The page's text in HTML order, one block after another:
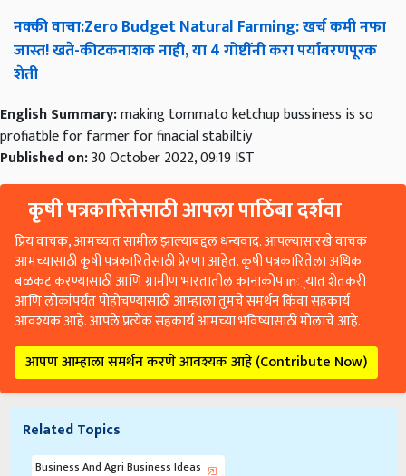
नक्कीवाचा:Zero Budget Natural Farming:खर्चकमीनफा
जास्त!खते-कीटकनाशकनाही,या4गोष्टींनीकरापर्यावरणपूरक
शेती
English Summary:making tommato ketchup bussiness is so
profiatble for farmer for finacial stabiltiy
Published on:30 October 2022, 09:19 IST
कृषी पत्रकारितेसाठी आपला पाठिंबा दर्शवा
प्रिय वाचक, आमच्यात सामील झाल्याबद्दल धन्यवाद. आपल्यासारखे वाचक
आमच्यासाठी कृषी पत्रकारितेसाठी प्रेरणा आहेत. कृषी पत्रकारितेला अधिक
बळकट करण्यासाठी आणि ग्रामीण भारतातील कानाकोप in्यात शेतकरी
आणि लोकांपर्यंत पोहोचण्यासाठी आम्हाला तुमचे समर्थन किंवा सहकार्य
आवश्यक आहे. आपले प्रत्येक सहकार्य आमच्या भविष्यासाठी मोलाचे आहे.
आपण आम्हाला समर्थन करणे आवश्यक आहे (Contribute Now)
Related Topics
Business And Agri Business Ideas